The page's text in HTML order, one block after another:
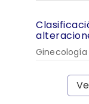
Ginecología